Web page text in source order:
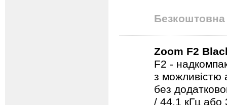
Безкоштовна
Zoom F2
F2 -
з можливістю
без
/ 44,1 кГц або